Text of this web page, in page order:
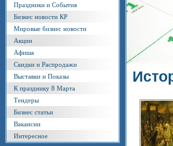
Праздники и События
Бизнес новости КР
Мировые бизнес новости
Акции
Афиша
Скидки и Распродажи
Выставки и Показы
К празднику 8 Марта
Тендеры
Бизнес статьи
Вакансии
Интересное